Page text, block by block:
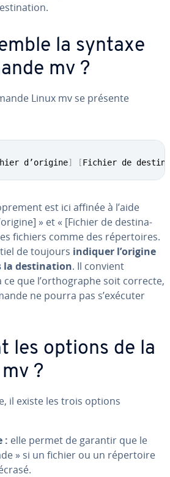
la syntaxe
mv ?
Linux mv se présente
d’origine] [Fichier de
est ici affinée à l’aide
» et « [Fichier de des­ti­na­
fichiers comme des ré­per­toires.
de toujours indiquer l’origine
la des­ti­na­tion. Il convient
ce que l’or­tho­graphe soit correcte,
ne pourra pas s’exécuter
les options de la
?
il existe les trois options
: elle permet de garantir que le
» si un fichier ou un ré­per­toire